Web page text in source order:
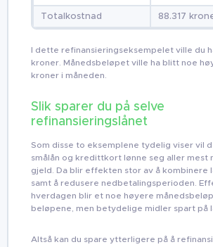
Totalkostnad 88.317
I dette refinansieringseksempelet ville du
kroner. Månedsbeløpet ville ha blitt noe
kroner i måneden.
Slik sparer du på selve
refinansieringslånet
Som disse to eksemplene tydelig viser vil
smålån og kredittkort lønne seg aller mest
gjeld. Da blir effekten stor av å kombinere
samt å redusere nedbetalingsperioden.
hverdagen blir et noe høyere
beløpene, men betydelige midler spart på
Altså kan du spare ytterligere på å